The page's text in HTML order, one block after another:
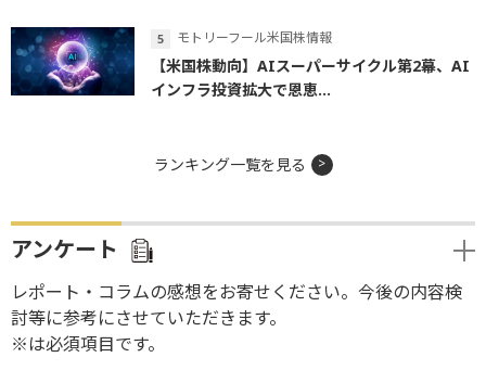
モトリーフール米国株情報
【米国株動向】AIスーパーサイクル第2幕、AI
インフラ投資拡大で恩恵...
ランキング一覧を見る
アンケート
レポート・コラムの感想をお寄せください。今後の内容検
討等に参考にさせていただきます。
※は必須項目です。